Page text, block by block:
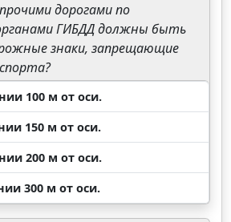
дорогами по
ГИБДД должны быть
знаки, запрещающие
100 м от оси.
150 м от оси.
200 м от оси.
300 м от оси.